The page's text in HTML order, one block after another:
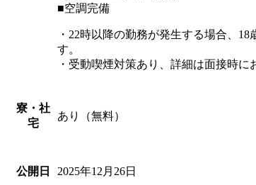
■空調完備
・22時以降の勤務が発生する場合、
す。
・受動喫煙対策あり、詳細は面接時に
寮・社
宅
あり（無料）
公開日 2025年12月26日